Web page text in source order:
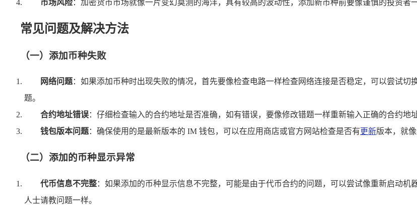
市场风险：加密货币市场就像一片变幻莫测的海洋，具有较高的波动性，添加新币种前要像谨慎的投资者
常见问题及解决方法
（一）添加币种失败
网络问题：如果添加币种时出现失败的情况，首先要像检查电路一样检查网络连接是否稳定，可以尝试
题。
合约地址错误：仔细检查输入的合约地址是否准确，如有错误，要像修改错题一样重新输入正确的合约地址
钱包版本问题：确保使用的是最新版本的 IM 钱包，可以在应用商店或官方网站检查是否有更新版本，就
（二）添加的币种显示异常
代币信息不完整：如果添加的币种显示信息不完整，可能是由于代币合约的问题，可以尝试像重新启动
人士请教问题一样。